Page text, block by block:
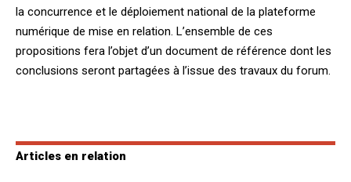
la concurrence et le déploiement national de la plateforme
numérique de mise en relation. L’ensemble de ces
propositions fera l’objet d’un document de référence dont les
conclusions seront partagées à l’issue des travaux du forum.
Articles en relation